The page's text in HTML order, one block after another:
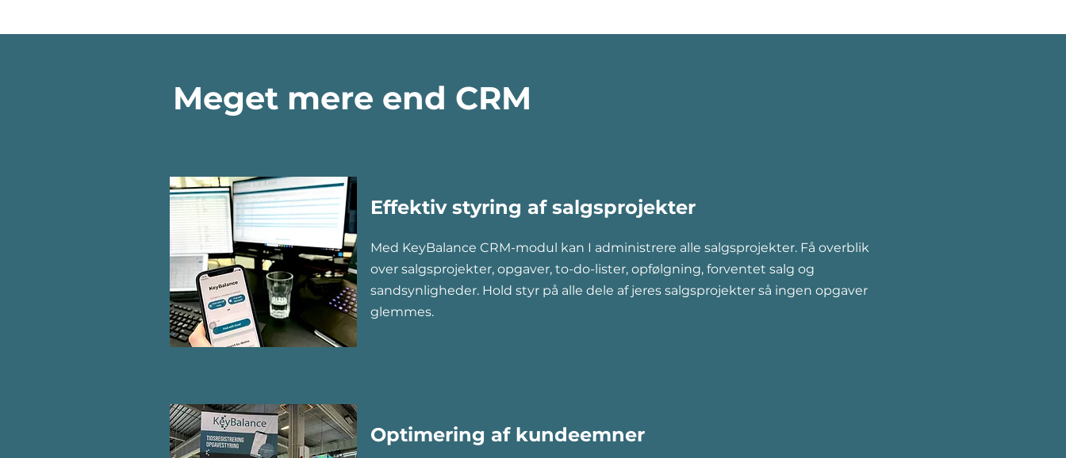
Meget mere end CRM
Effektiv styring af salgsprojekter
Med KeyBalance CRM-modul kan I administrere alle salgsprojekter. Få overblik
over salgsprojekter, opgaver, to-do-lister, opfølgning, forventet salg og
sandsynligheder. Hold styr på alle dele af jeres salgsprojekter så ingen opgaver
glemmes.
Optimering af kundeemner